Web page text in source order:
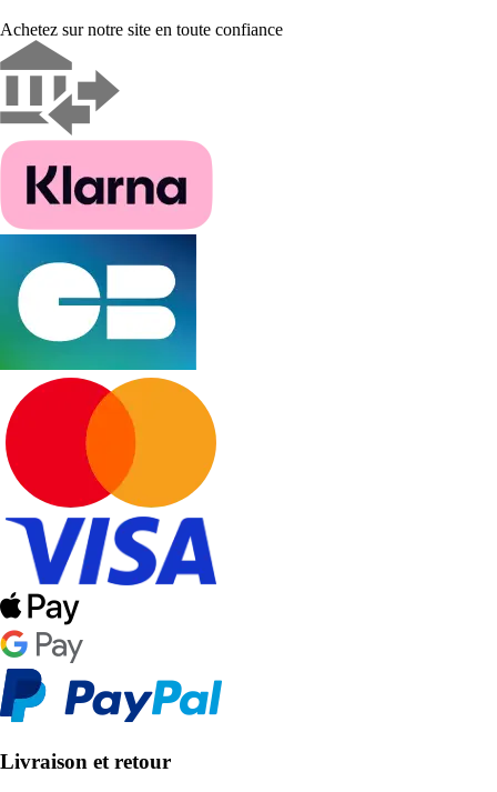
Achetez sur notre site en toute confiance
Livraison et retour